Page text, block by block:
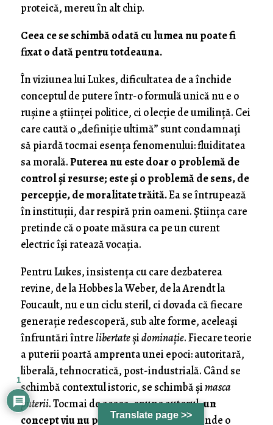
proteică, mereu în alt chip.
Ceea ce se schimbă odată cu lumea nu poate fi
fixat o dată pentru totdeauna.
În viziunea lui Lukes, dificultatea de a închide
conceptul de putere într-o formulă unică nu e o
rușine a științei politice, ci o lecție de umilință. Cei
care caută o „definiție ultimă” sunt condamnați
să piardă tocmai esența fenomenului: fluiditatea
sa morală.Puterea nu este doar o problemă de
control și resurse; este și o problemă de sens, de
percepție, de moralitate trăită.Ea se întrupează
în instituții, dar respiră prin oameni. Știința care
pretinde că o poate măsura ca pe un curent
electric își ratează vocația.
Pentru Lukes, insistența cu care dezbaterea
revine, de la Hobbes la Weber, de la Arendt la
Foucault, nu e un ciclu steril, ci dovada că fiecare
generație redescoperă, sub alte forme, aceleași
înfruntări între libertateșidominație. Fiecare teorie
a puterii poartă amprenta unei epoci: autoritară,
liberală, tehnocratică, post-industrială. Când se
schimbă contextul istoric, se schimbă șimasca
puterii. Tocmai de aceea, spune autorul,un
concept viu nu poate fi definitiv. A pretinde o
Translate page >>
1